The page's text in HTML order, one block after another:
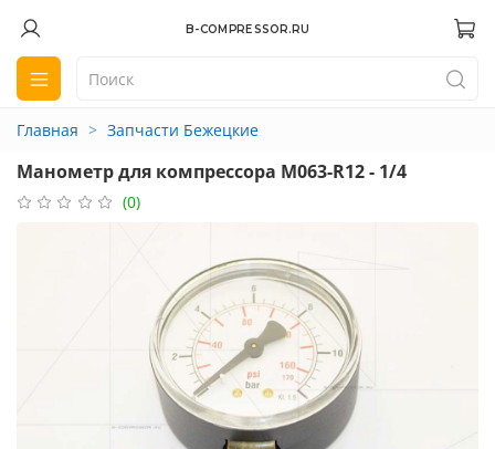
B-COMPRESSOR.RU
Главная Запчасти Бежецкие
Манометр для компрессора М063-R12 - 1/4
(0)